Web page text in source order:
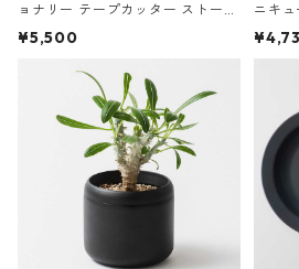
ョナリー テープカッター ストーン
サンドカラー 石調 ideaco Station
¥5,500
ニキ
石調
E ス